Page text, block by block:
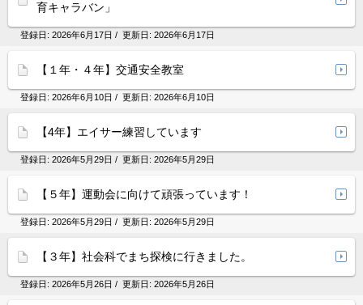
育キャラバン」
登録日: 2026年6月17日 / 更新日: 2026年6月17日
【１年・４年】交通安全教室
登録日: 2026年6月10日 / 更新日: 2026年6月10日
【4年】エイサー練習しています
登録日: 2026年5月29日 / 更新日: 2026年5月29日
【５年】運動会に向けて頑張っています！
登録日: 2026年5月29日 / 更新日: 2026年5月29日
【３年】社会科でまち探検に行きました。
登録日: 2026年5月26日 / 更新日: 2026年5月26日